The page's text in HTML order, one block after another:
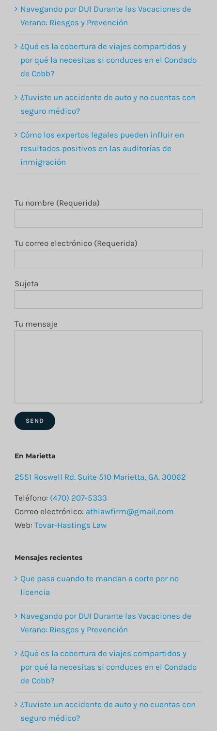
Navegando por DUI Durante las Vacaciones de
Verano: Riesgos y Prevención
¿Qué es la cobertura de viajes compartidos y
por qué la necesitas si conduces en el Condado
de Cobb?
¿Tuviste un accidente de auto y no cuentas con
seguro médico?
Cómo los expertos legales pueden influir en
resultados positivos en las auditorías de
inmigración
Tu nombre (Requerida)
Tu correo electrónico (Requerida)
Sujeta
Tu mensaje
En Marietta
2551 Roswell Rd. Suite 510 Marietta, GA. 30062
Teléfono: (470) 207-5333
Correo electrónico: athlawfirm@gmail.com
Web: Tovar-Hastings Law
Mensajes recientes
Que pasa cuando te mandan a corte por no
licencia
Navegando por DUI Durante las Vacaciones de
Verano: Riesgos y Prevención
¿Qué es la cobertura de viajes compartidos y
por qué la necesitas si conduces en el Condado
de Cobb?
¿Tuviste un accidente de auto y no cuentas con
seguro médico?